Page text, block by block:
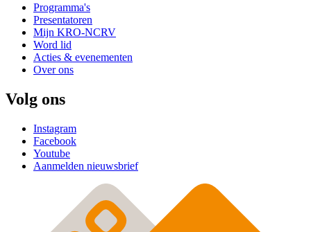
Programma's
Presentatoren
Mijn KRO-NCRV
Word lid
Acties & evenementen
Over ons
Volg ons
Instagram
Facebook
Youtube
Aanmelden nieuwsbrief